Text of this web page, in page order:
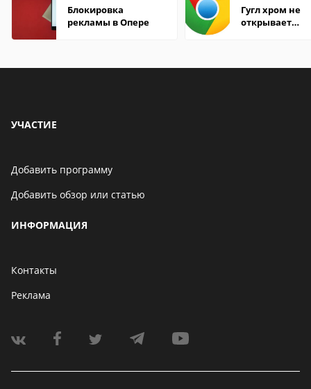
Блокировка
рекламы в Опере
Гугл хром не
открывает
УЧАСТИЕ
Добавить программу
Добавить обзор или статью
ИНФОРМАЦИЯ
Контакты
Реклама